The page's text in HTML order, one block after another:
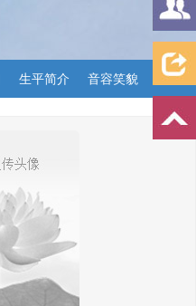
生平简介 音容笑貌